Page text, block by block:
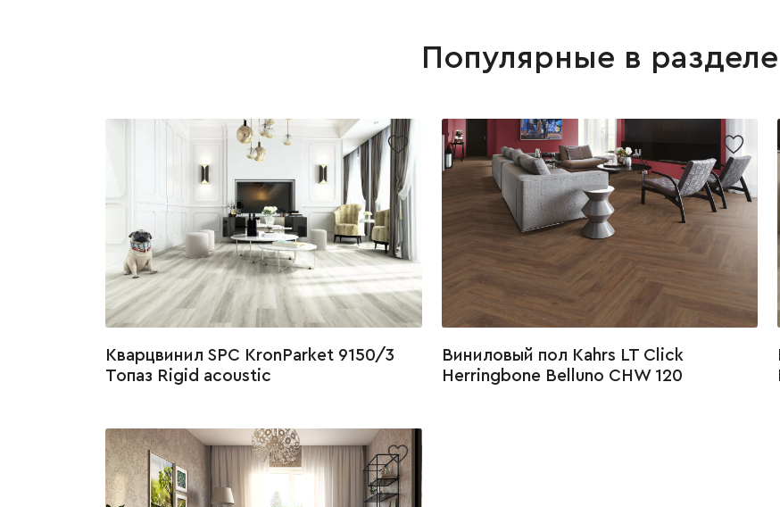
Популярные в разделе
Кварцвинил SPC KronParket 9150/3
Топаз Rigid acoustic
Виниловый пол Kahrs LT Click
Herringbone Belluno CHW 120